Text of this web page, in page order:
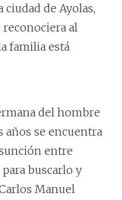
de Ayolas,
al
familia está
del hombre
años se encuentra
entre
buscarlo y
Manuel